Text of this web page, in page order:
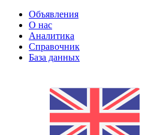
Объявления
О нас
Аналитика
Справочник
База данных